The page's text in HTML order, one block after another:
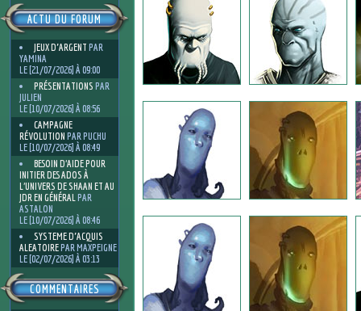
ACTU DU FORUM
JEUX D'ARGENT PAR
YAMINA
LE [21/07/2026] À 09:00
PRÉSENTATIONS PAR
JULIEN
LE [10/07/2026] À 08:56
CAMPAGNE
RÉVOLUTION PAR PUCHU
LE [10/07/2026] À 08:49
BESOIN D’AIDE POUR
INITIER DES ADOS À
L’UNIVERS DE SHAAN ET AU
JDR EN GÉNÉRALPAR
ASTALON
LE [10/07/2026] À 08:46
SYSTEME D'ACQUIS
ALEATOIREPAR MAXPEIGNE
LE [02/07/2026] À 03:13
COMMENTAIRES